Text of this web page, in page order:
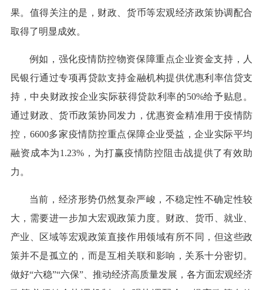
果。值得关注的是，财政、货币等宏观经济政策协调配合
取得了明显成效。
例如，强化疫情防控物资保障重点企业资金支持，人
民银行通过专项再贷款支持金融机构提供优惠利率信贷支
持，中央财政按企业实际获得贷款利率的50%给予贴息。
通过财政、货币政策协同发力，优惠资金精准用于疫情防
控，6600多家疫情防控重点保障企业受益，企业实际平均
融资成本为1.23%，为打赢疫情防控阻击战提供了有效助
力。
当前，经济形势仍然复杂严峻，不稳定性不确定性较
大，需要进一步加大宏观政策力度。财政、货币、就业、
产业、区域等宏观政策直接作用领域有所不同，但这些政
策并不是孤立的，而是互相关联和影响，关系十分密切。
做好“六稳”“六保”、推动经济高质量发展，各方面宏观经济